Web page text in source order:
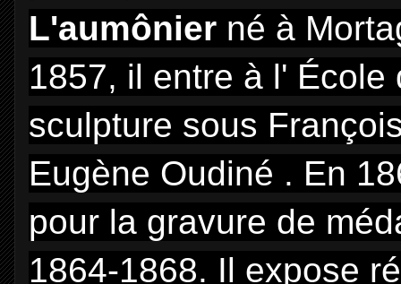
L'aumônier né à
1857, il entre à l'
sculpture sous
Eugène Oudiné . En
pour la gravure de
1864-1868. Il expose